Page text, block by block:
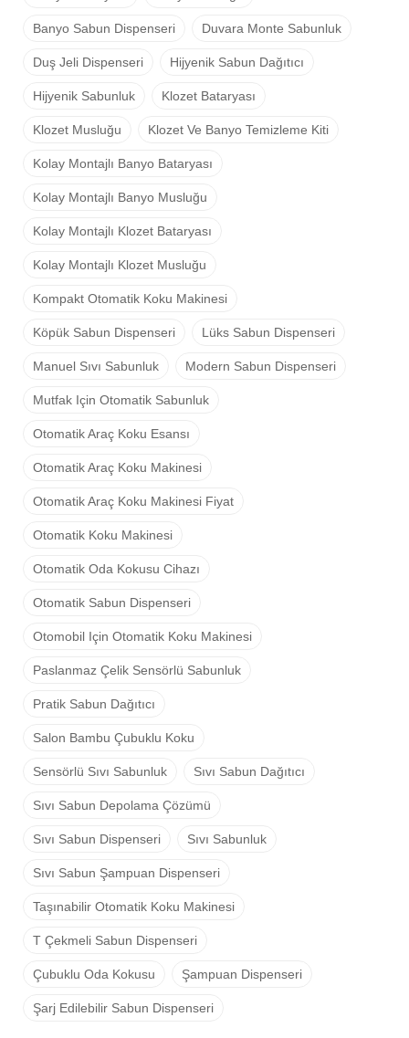
Banyo Sabun Dispenseri Duvara Monte Sabunluk
Duş Jeli Dispenseri Hijyenik Sabun Dağıtıcı
Hijyenik Sabunluk Klozet Bataryası
Klozet Musluğu Klozet Ve Banyo Temizleme Kiti
Kolay Montajlı Banyo Bataryası
Kolay Montajlı Banyo Musluğu
Kolay Montajlı Klozet Bataryası
Kolay Montajlı Klozet Musluğu
Kompakt Otomatik Koku Makinesi
Köpük Sabun Dispenseri Lüks Sabun Dispenseri
Manuel Sıvı Sabunluk Modern Sabun Dispenseri
Mutfak Için Otomatik Sabunluk
Otomatik Araç Koku Esansı
Otomatik Araç Koku Makinesi
Otomatik Araç Koku Makinesi Fiyat
Otomatik Koku Makinesi
Otomatik Oda Kokusu Cihazı
Otomatik Sabun Dispenseri
Otomobil Için Otomatik Koku Makinesi
Paslanmaz Çelik Sensörlü Sabunluk
Pratik Sabun Dağıtıcı
Salon Bambu Çubuklu Koku
Sensörlü Sıvı Sabunluk Sıvı Sabun Dağıtıcı
Sıvı Sabun Depolama Çözümü
Sıvı Sabun Dispenseri Sıvı Sabunluk
Sıvı Sabun Şampuan Dispenseri
Taşınabilir Otomatik Koku Makinesi
T Çekmeli Sabun Dispenseri
Çubuklu Oda Kokusu Şampuan Dispenseri
Şarj Edilebilir Sabun Dispenseri